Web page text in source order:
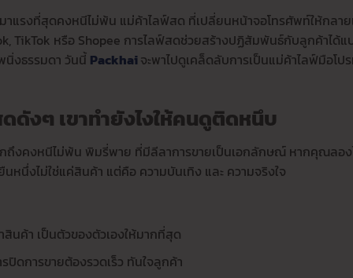
แรงที่สุดคงหนีไม่พ้น แม่ค้าไลฟ์สด ที่เปลี่ยนหน้าจอโทรศัพท์ให้กลา
TikTok หรือ Shopee การไลฟ์สดช่วยสร้างปฏิสัมพันธ์กับลูกค้าได้แ
นิ่งธรรมดา วันนี้ Packhai จะพาไปดูเคล็ดลับการเป็นแม่ค้าไลฟ์มือโป
ดังๆ เขาทำยังไงให้คนดูติดหนึบ
งคงหนีไม่พ้น พิมรี่พาย ที่มีลีลาการขายเป็นเอกลักษณ์ หากคุณลอง
หนึ่งไม่ใช่แค่สินค้า แต่คือ ความบันเทิง และ ความจริงใจ
นค้า เป็นตัวของตัวเองให้มากที่สุด
ปิดการขายต้องรวดเร็ว ทันใจลูกค้า